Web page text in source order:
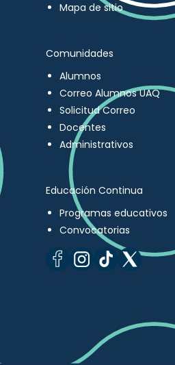
Mapa de sitio
Comunidades
Alumnos
Correo Alumnos UAQ
Solicitud Correo
Docentes
Administrativos
Educación Continua
Programas educativos
Convocatorias